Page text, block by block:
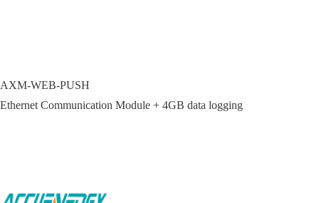
AXM-WEB-PUSH
Ethernet Communication Module + 4GB data logging